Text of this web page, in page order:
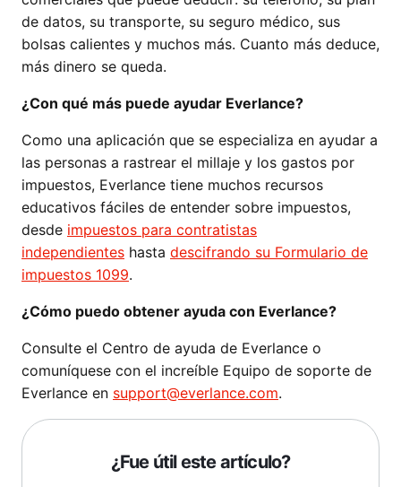
de datos, su transporte, su seguro médico, sus
bolsas calientes y muchos más. Cuanto más deduce,
más dinero se queda.
¿Con qué más puede ayudar Everlance?
Como una aplicación que se especializa en ayudar a
las personas a rastrear el millaje y los gastos por
impuestos, Everlance tiene muchos recursos
educativos fáciles de entender sobre impuestos,
desde impuestos para contratistas
independientes hasta descifrando su Formulario de
impuestos 1099.
¿Cómo puedo obtener ayuda con Everlance?
Consulte el Centro de ayuda de Everlance o
comuníquese con el increíble Equipo de soporte de
Everlance en support@everlance.com.
¿Fue útil este artículo?